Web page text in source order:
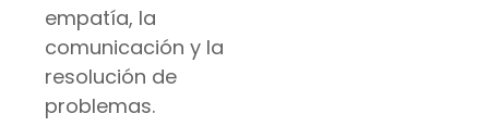
empatía, la
comunicación y la
resolución de
problemas.